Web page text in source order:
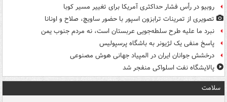
روبیو در رأس فشار حداکثری آمریکا برای تغییر مسیر کوبا
تصویری از تمرینات ترابزون اسپور با حضور ساویچ، صلاح و اونانا
نبرد ما علیه طرح سلطه‌جویی عربستان است، نه مردم جنوب یمن
پاسخ منفی یک لژیونر به باشگاه پرسپولیس
درخشش جوانان ایران در المپیاد جهانی هوش مصنوعی
پالایشگاه نفت اسلواکی منفجر شد
سلامت